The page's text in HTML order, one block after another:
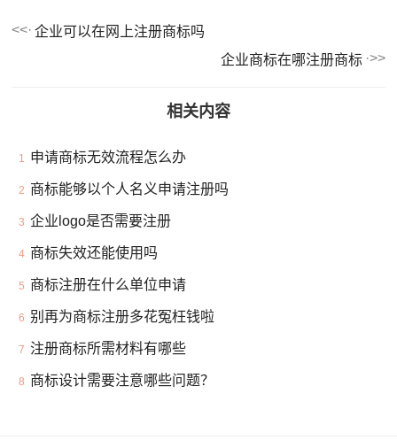
企业可以在网上注册商标吗
企业商标在哪注册商标
相关内容
1 申请商标无效流程怎么办
2 商标能够以个人名义申请注册吗
3 企业logo是否需要注册
4 商标失效还能使用吗
5 商标注册在什么单位申请
6 别再为商标注册多花冤枉钱啦
7 注册商标所需材料有哪些
8 商标设计需要注意哪些问题？